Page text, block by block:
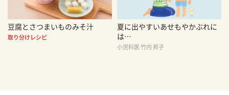
豆腐とさつまいものみそ汁
取り分けレシピ
夏に出やすいあせもやかぶれに
は…
小児科医 竹内 邦子